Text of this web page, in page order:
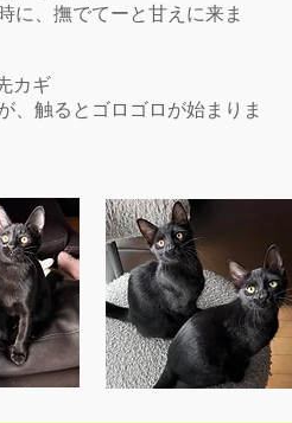
に、撫でてーと甘えに来ま
カギ
、触るとゴロゴロが始まりま